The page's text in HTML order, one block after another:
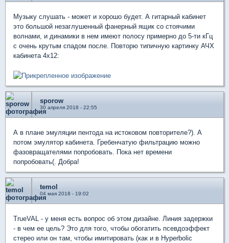
Музыку слушать - может и хорошо будет. А гитарный кабинет
это большой незаглушенный фанерный ящик со стоячими
волнами, и динамики в нем имеют полосу примерно до 5-ти кГц
с очень крутым спадом после. Повторю типичную картинку АЧХ
кабинета 4х12:
sporow
30 апреля 2018 - 22:55
А в плане эмуляции пентода на истоковом повторителе?). А
потом эмулятор кабинета. Гребенчатую фильтрацию можно
фазовращателями попробовать. Пока нет времени
попробовать(. Добра!
temol
04 мая 2018 - 19:02
TrueVAL - у меня есть вопрос об этом дизайне. Линия задержки
- в чем ее цель? Это для того, чтобы обогатить псевдоэффект
стерео или он там, чтобы имитировать (как и в Hyperbolic